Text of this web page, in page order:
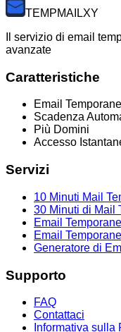
TEMPMAILXY
Il servizio di email
avanzate
Caratteristiche
Email
Scadenza
Più Domini
Accesso
Servizi
10 Minuti Mail
30 Minuti di Mail
Email
Email
Generatore di
Supporto
FAQ
Contattaci
Informativa sulla